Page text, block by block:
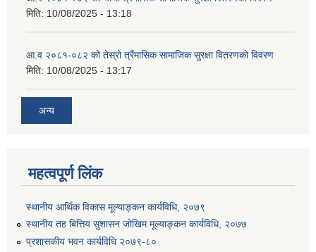
मिति: 10/08/2025 - 13:18
आ.व २०८१-०८२ को तेस्रो त्रैंमासिक सामाजिक सुरक्षा वितरणको विवरण
मिति: 10/08/2025 - 13:17
अन्य
महत्वपूर्ण लिंक
स्थानीय आर्थिक विकास मूल्याङ्कन कार्यविधि, २०७९
स्थानीय तह बित्तिय सुशासन जोखिम मूल्याङ्कन कार्यविधि, २०७७
प्रशासकीय भवन कार्यविधि २०७९-८०